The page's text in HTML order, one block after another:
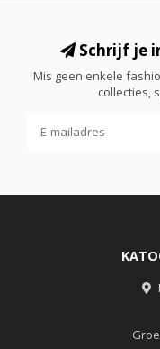
Schrijf je
Mis geen enkele
collecties,